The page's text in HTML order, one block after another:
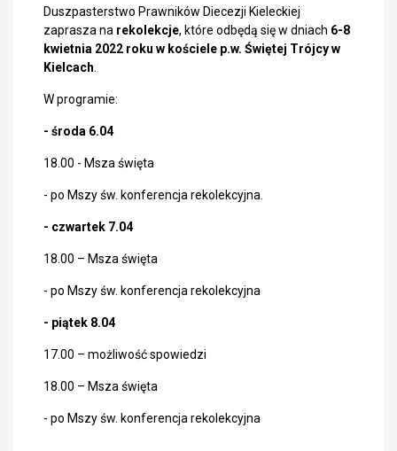
Duszpasterstwo Prawników Diecezji Kieleckiej
zaprasza na rekolekcje, które odbędą się w dniach 6-8
kwietnia 2022 roku w kościele p.w. Świętej Trójcy w
Kielcach
W programie:
- środa 6.04
18.00 - Msza święta
- po Mszy św. konferencja rekolekcyjna.
- czwartek 7.04
18.00 – Msza święta
- po Mszy św. konferencja rekolekcyjna
- piątek 8.04
17.00 – możliwość spowiedzi
18.00 – Msza święta
- po Mszy św. konferencja rekolekcyjna